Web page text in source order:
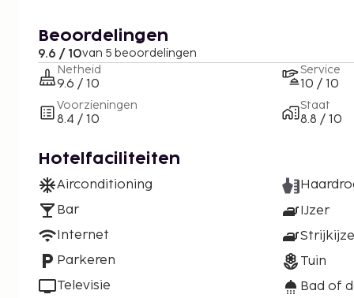
Beoordelingen
9.6 / 10van 5 beoordelingen
Netheid
9.6 / 10
Voorzieningen
8.4 / 10
Service
10 / 10
Staat
8.8 / 10
Hotelfaciliteiten
Airconditioning
Bar
Internet
Parkeren
Televisie
IJzer
Tuin
Bad of